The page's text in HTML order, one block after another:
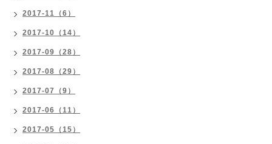
2017-11（6）
2017-10（14）
2017-09（28）
2017-08（29）
2017-07（9）
2017-06（11）
2017-05（15）